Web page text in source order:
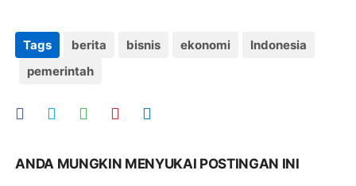
Tags berita bisnis ekonomi
Indonesia
pemerintah
ANDA MUNGKIN MENYUKAI POSTINGAN INI